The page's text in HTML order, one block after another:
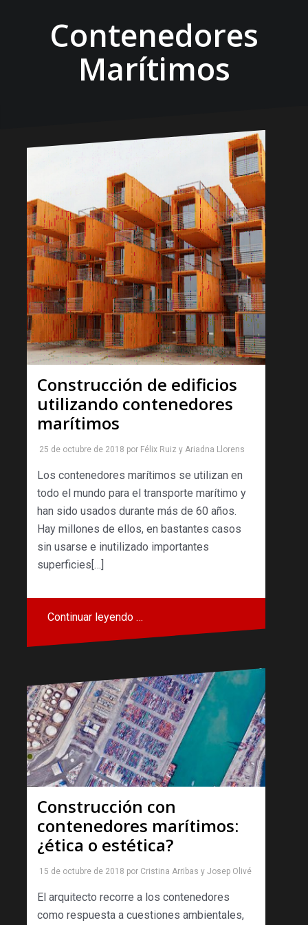
Contenedores
Marítimos
Construcción de edificios
utilizando contenedores
marítimos
25 de octubre de 2018 por Félix Ruiz y Ariadna Llorens
Los contenedores marítimos se utilizan en
todo el mundo para el transporte marítimo y
han sido usados durante más de 60 años.
Hay millones de ellos, en bastantes casos
sin usarse e inutilizado importantes
superficies[…]
Continuar leyendo …
Construcción con
contenedores marítimos:
¿ética o estética?
15 de octubre de 2018 por Cristina Arribas y Josep Olivé
El arquitecto recorre a los contenedores
como respuesta a cuestiones ambientales,